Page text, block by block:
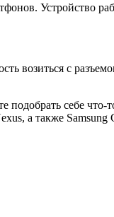
Устройство
возиться с
подобрать себе что-
а также